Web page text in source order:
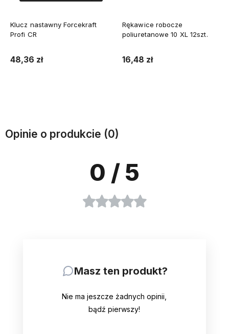
Klucz nastawny Forcekraft
Profi CR
48,36 zł
Rękawice robocze
poliuretanowe 10 XL 12szt.
16,48 zł
Opinie o produkcie (0)
0 / 5
Masz ten produkt?
Nie ma jeszcze żadnych opinii,
bądź pierwszy!